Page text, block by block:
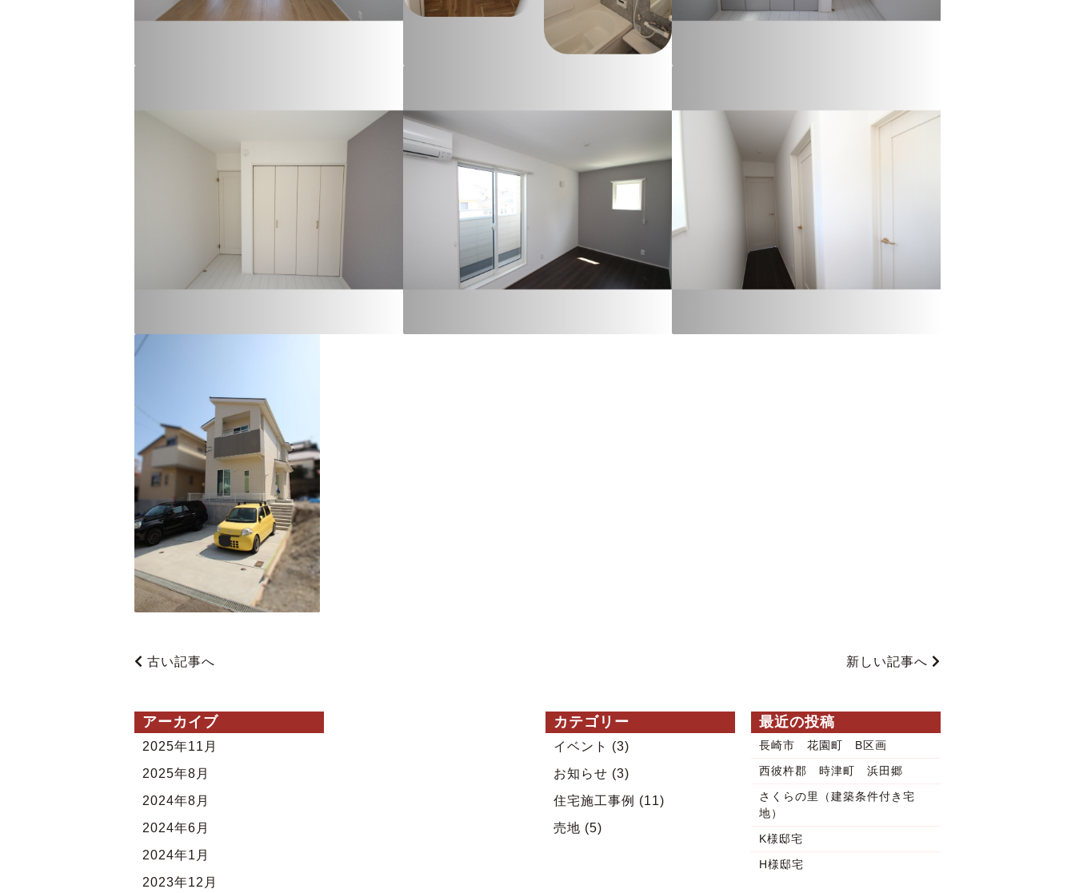
古い記事へ 新しい記事へ
アーカイブ
2025年11月
2025年8月
2024年8月
2024年6月
2024年1月
2023年12月
カテゴリー
イベント (3)
お知らせ (3)
住宅施工事例 (11)
売地 (5)
最近の投稿
長崎市 花園町 B区画
西彼杵郡 時津町 浜田郷
さくらの里（建築条件付き宅
地）
K様邸宅
H様邸宅